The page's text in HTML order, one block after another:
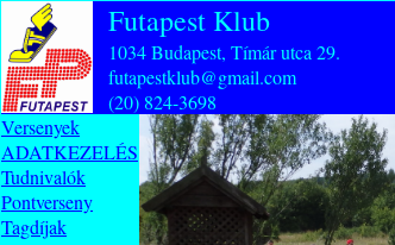
Futapest Klub
1034 Budapest, Tímár utca 29.
futapestklub@gmail.com
(20) 824-3698
Versenyek
ADATKEZELÉS
Tudnivalók
Pontverseny
Tagdíjak